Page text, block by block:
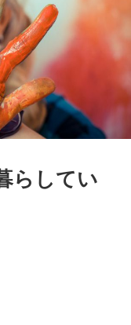
らしてい